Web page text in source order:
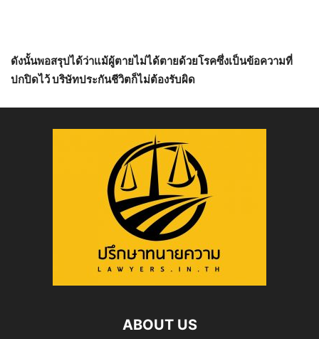
ดังนั้นพอสรุปได้ว่าแม้ผู้ตายไม่ได้ตายด้วยโรคซึ่งเป็นข้อความที่
ปกปิดไว้บริษัทประกันชีวิตก็ไม่ต้องรับผิด
ABOUT US